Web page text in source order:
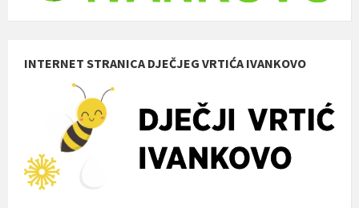
INTERNET STRANICA DJEČJEG VRTIĆA IVANKOVO